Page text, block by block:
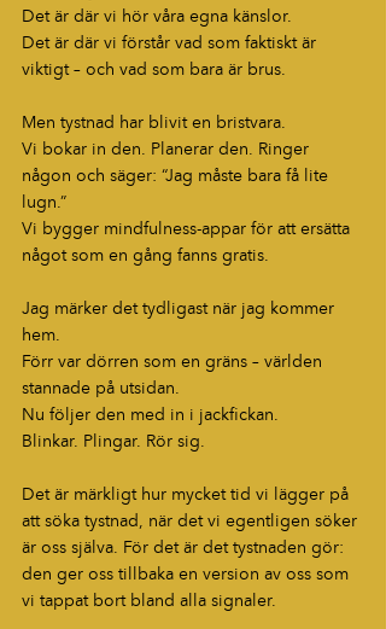
Det är där vi hör våra egna känslor.
Det är där vi förstår vad som faktiskt är
viktigt – och vad som bara är brus.
Men tystnad har blivit en bristvara.
Vi bokar in den. Planerar den. Ringer
någon och säger: “Jag måste bara få lite
lugn.”
Vi bygger mindfulness-appar för att ersätta
något som en gång fanns gratis.
Jag märker det tydligast när jag kommer
hem.
Förr var dörren som en gräns – världen
stannade på utsidan.
Nu följer den med in i jackfickan.
Blinkar. Plingar. Rör sig.
Det är märkligt hur mycket tid vi lägger på
att söka tystnad, när det vi egentligen söker
är oss själva. För det är det tystnaden gör:
den ger oss tillbaka en version av oss som
vi tappat bort bland alla signaler.